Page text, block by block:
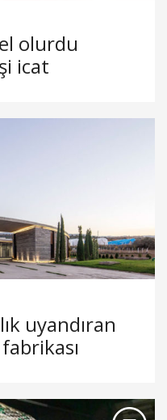
olurdu
icat
uyandıran